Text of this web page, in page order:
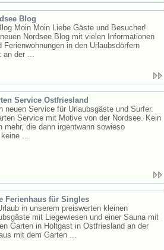
Blog
Moin Moin Liebe Gäste und Besucher!
Nordsee Blog mit vielen Informationen
Ferienwohnungen in den Urlaubsdörfern
an der ...
Service Ostfriesland
neuen Service für Urlaubsgäste und Surfer.
Service mit Motive von der Nordsee. Kein
mehr, die dann irgentwann sowieso
...
Ferienhaus für Singles
in unserem preiswerten kleinen
mit Liegewiesen und einer Sauna mit
Garten in Holtgast in Ostfriesland an der
mit dem Garten ...